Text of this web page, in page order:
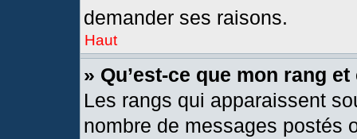
demander ses raisons.
Haut
» Qu’est-ce que mon rang
Les rangs qui apparaissent
nombre de messages postés